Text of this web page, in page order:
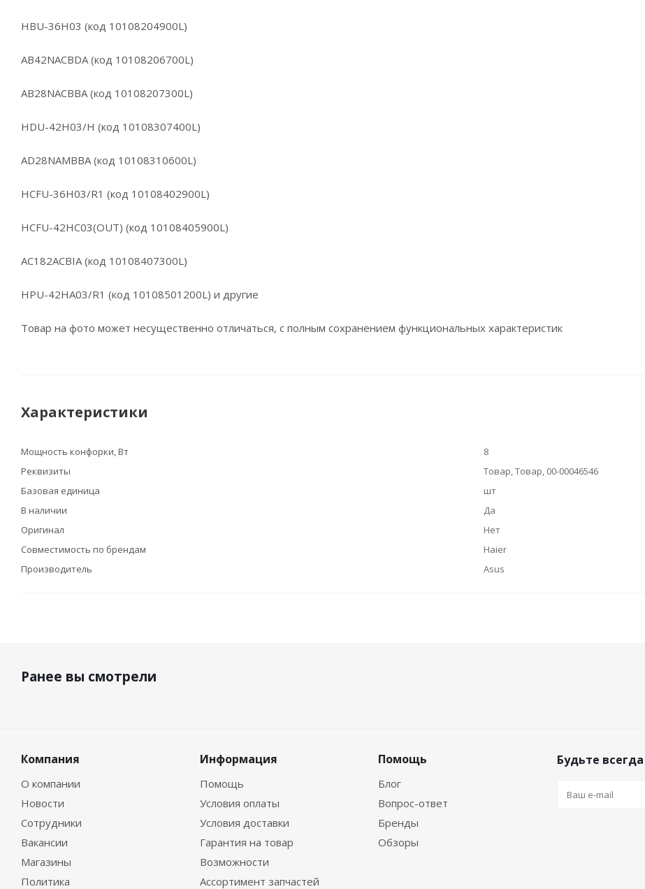
HBU-36H03 (код 10108204900L)
AB42NACBDA (код 10108206700L)
AB28NACBBA (код 10108207300L)
HDU-42H03/H (код 10108307400L)
AD28NAMBBA (код 10108310600L)
HCFU-36H03/R1 (код 10108402900L)
HCFU-42HC03(OUT) (код 10108405900L)
AC182ACBIA (код 10108407300L)
HPU-42HA03/R1 (код 10108501200L) и другие
Товар на фото может несущественно отличаться, с полным сохранением функциональных характеристик
Характеристики
Мощность конфорки, Вт
8
Реквизиты
Товар, Товар, 00-00046546
Базовая единица
шт
В наличии
Да
Оригинал
Нет
Совместимость по брендам
Haier
Производитель
Asus
Ранее вы смотрели
Компания
О компании
Новости
Сотрудники
Вакансии
Магазины
Политика
Информация
Помощь
Условия оплаты
Условия доставки
Гарантия на товар
Возможности
Ассортимент запчастей
Помощь
Блог
Вопрос-ответ
Бренды
Обзоры
Будьте